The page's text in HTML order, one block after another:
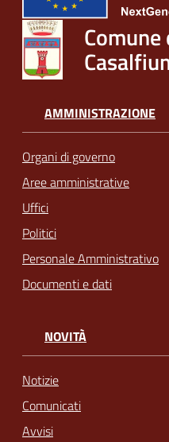
Comune
AMMINISTRAZIONE
Organi di governo
Aree amministrative
Uffici
Politici
Personale Amministrativo
Documenti e dati
NOVITÀ
Notizie
Comunicati
Avvisi